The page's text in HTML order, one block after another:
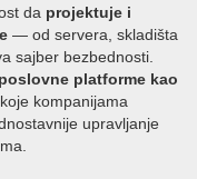
da projektuje i
— od servera, skladišta
sajber bezbednosti.
poslovne platforme kao
kompanijama
upravljanje